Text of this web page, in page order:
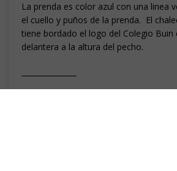
La prenda es color azul con una linea
el cuello y puños de la prenda. El
tiene bordado el logo del Colegio Buin
delantera a la altura del pecho.